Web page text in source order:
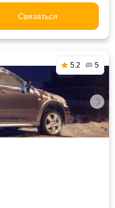
Связаться
5.2 5